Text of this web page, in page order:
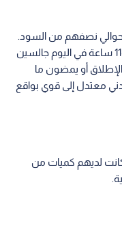
المشاركين 50 عاما وحوالي نصفهم من السود.
وكان المتطوعون يمضون ما بين ساعة و11 ساعة في اليوم جالسين
أو يمضون ما
بدني معتدل إلى قوي بواقع
كانت لديهم كميات من